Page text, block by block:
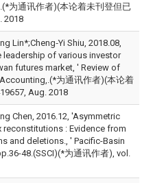
为通讯作者)(本论着未刊登但已
2018
Lin*;Cheng‑Yi Shiu, 2018.08,
leadership of various investor
futures market, ' Review of
为通讯作者)(本论着
Aug. 2018
Chen, 2016.12, 'Asymmetric
: Evidence from
and deletions., ' Pacific-Basin
48.(SSCI)(*为通讯作者), vol.